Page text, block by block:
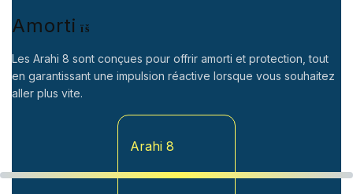
Amorti
Les Arahi 8 sont conçues pour offrir amorti et protection, tout
en garantissant une impulsion réactive lorsque vous souhaitez
aller plus vite.
Arahi 8